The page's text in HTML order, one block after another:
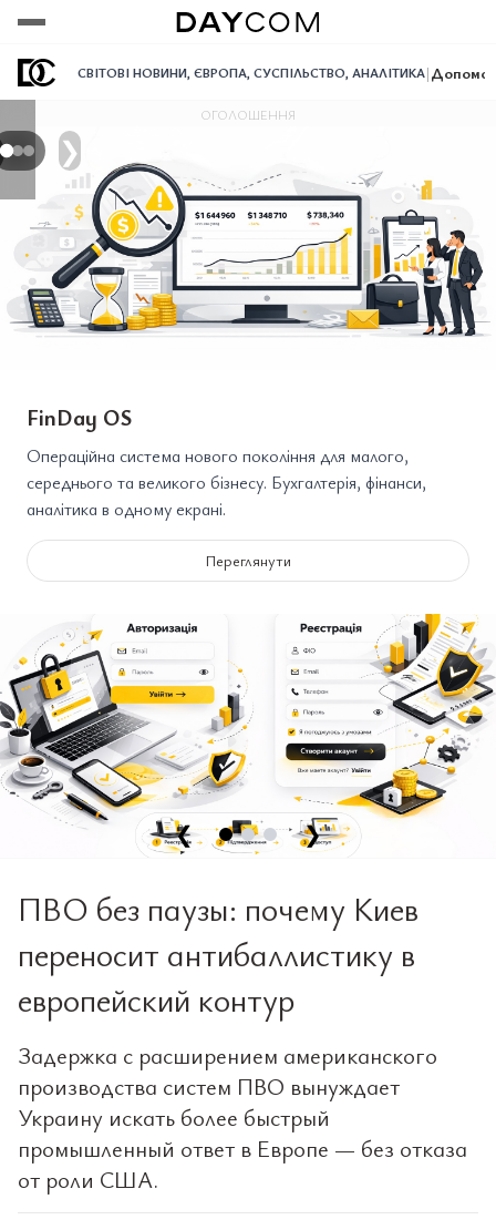
СВІТОВІ НОВИНИ, ЄВРОПА, СУСПІЛЬСТВО, АНАЛІТИКА|
❯
ОГОЛОШЕННЯ
FinDay OS
Операційна система нового покоління для малого,
середнього та великого бізнесу. Бухгалтерія, фінанси,
аналітика в одному екрані.
Переглянути
❮ ❯
ПВО без паузы: почему Киев
переносит антибаллистику в
европейский контур
Задержка с расширением американского
производства систем ПВО вынуждает
Украину искать более быстрый
промышленный ответ в Европе — без отказа
от роли США.